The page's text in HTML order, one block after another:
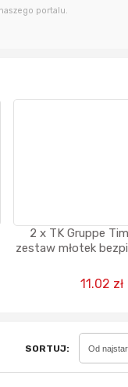
portalu.
2 x TK Gruppe
zestaw młotek
11.02 zł
SORTUJ: Od